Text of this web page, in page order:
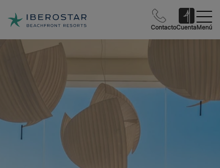
ContactoCuentaMenú